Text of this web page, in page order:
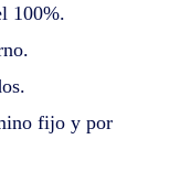
100%.
fijo y por